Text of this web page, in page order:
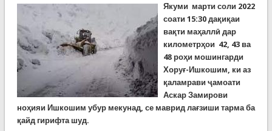
Якуми марти соли 2022
соати 15:30 дақиқаи
вақти маҳаллӣ дар
километрҳои 42, 43ва
48 роҳи мошингарди
Хоруғ-Ишкошим, ки аз
қаламрави ҷамоати
Аскар Замирови
ноҳияи Ишкошим убур мекунад, се маврид лағзиши тарма ба
қайд гирифта шуд.